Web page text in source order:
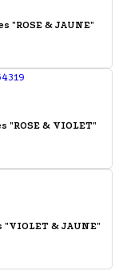
& JAUNE"
& VIOLET"
& JAUNE"